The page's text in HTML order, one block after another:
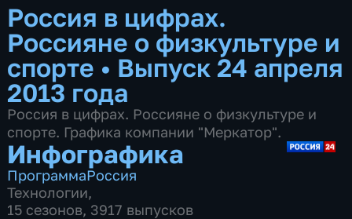
Россия в цифрах.
Россияне о физкультуре и
спорте • Выпуск 24 апреля
2013 года
Россия в цифрах. Россияне о физкультуре и
спорте. Графика компании "Меркатор".
Инфографика
ПрограммаРоссия
Технологии,
15 сезонов, 3917 выпусков